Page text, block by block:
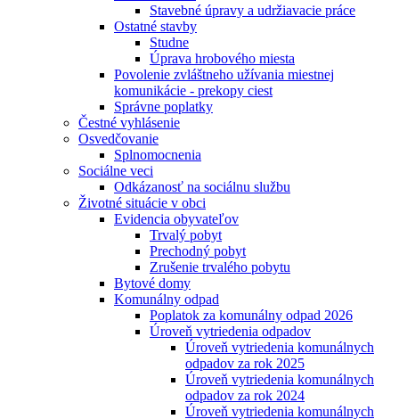
Stavebné úpravy a udržiavacie práce
Ostatné stavby
Studne
Úprava hrobového miesta
Povolenie zvláštneho užívania miestnej
komunikácie - prekopy ciest
Správne poplatky
Čestné vyhlásenie
Osvedčovanie
Splnomocnenia
Sociálne veci
Odkázanosť na sociálnu službu
Životné situácie v obci
Evidencia obyvateľov
Trvalý pobyt
Prechodný pobyt
Zrušenie trvalého pobytu
Bytové domy
Komunálny odpad
Poplatok za komunálny odpad 2026
Úroveň vytriedenia odpadov
Úroveň vytriedenia komunálnych
odpadov za rok 2025
Úroveň vytriedenia komunálnych
odpadov za rok 2024
Úroveň vytriedenia komunálnych